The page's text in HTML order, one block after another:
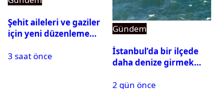
Şehit aileleri ve gaziler
için yeni düzenleme
3 saat önce
Gündem
İstanbul’da bir ilçede
daha denize girmek
2 gün önce